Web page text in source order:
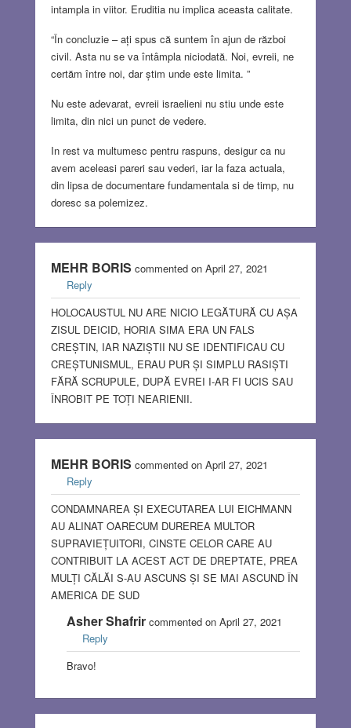
intampla in viitor. Eruditia nu implica aceasta calitate.
“În concluzie – ați spus că suntem în ajun de război
civil. Asta nu se va întâmpla niciodată. Noi, evreii, ne
certăm între noi, dar știm unde este limita. ”
Nu este adevarat, evreii israelieni nu stiu unde este
limita, din nici un punct de vedere.
In rest va multumesc pentru raspuns, desigur ca nu
avem aceleasi pareri sau vederi, iar la faza actuala,
din lipsa de documentare fundamentala si de timp, nu
doresc sa polemizez.
MEHR BORIS commented on April 27, 2021
Reply
HOLOCAUSTUL NU ARE NICIO LEGĂTURĂ CU AȘA
ZISUL DEICID, HORIA SIMA ERA UN FALS
CREȘTIN, IAR NAZIȘTII NU SE IDENTIFICAU CU
CREȘTUNISMUL, ERAU PUR ȘI SIMPLU RASIȘTI
FĂRĂ SCRUPULE, DUPĂ EVREI I-AR FI UCIS SAU
ÎNROBIT PE TOȚI NEARIENII.
MEHR BORIS commented on April 27, 2021
Reply
CONDAMNAREA ȘI EXECUTAREA LUI EICHMANN
AU ALINAT OARECUM DUREREA MULTOR
SUPRAVIEȚUITORI, CINSTE CELOR CARE AU
CONTRIBUIT LA ACEST ACT DE DREPTATE, PREA
MULȚI CĂLĂI S-AU ASCUNS ȘI SE MAI ASCUND ÎN
AMERICA DE SUD
Asher Shafrircommented on April 27, 2021
Reply
Bravo!